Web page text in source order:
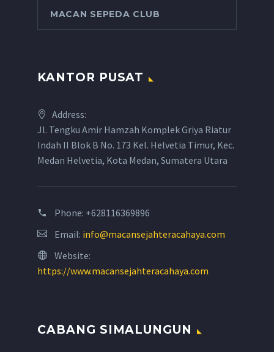
MACAN SEPEDA CLUB
KANTOR PUSAT
Address:
Jl. Tengku Amir Hamzah Komplek Griya Riatur
Indah II Blok B No. 173 Kel. Helvetia Timur, Kec.
Medan Helvetia, Kota Medan, Sumatera Utara
Phone: +628116369896
Email: info@macansejahteracahaya.com
Website:
https://www.macansejahteracahaya.com
CABANG SIMALUNGUN